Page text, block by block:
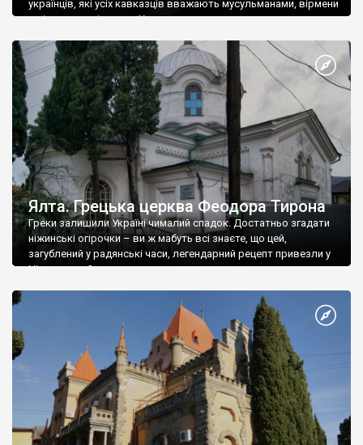
українців, які усіх кавказців вважають мусульманами, вірмени
є відданими вірянами Христа
Ялта. Грецька церква Феодора Тирона
Греки залишили Україні чималий спадок. Достатньо згадати
ніжинські огірочки – ви ж мабуть всі знаєте, що цей,
загублений у радянські часи, легендарний рецепт привезли у
Ніжин греки?